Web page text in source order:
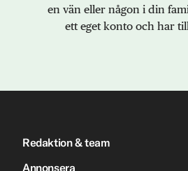
en vän eller någon i din
ett eget konto och har
Redaktion & team
Annonsera